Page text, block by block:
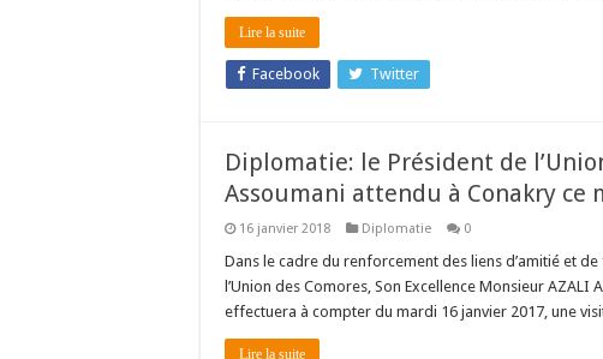
Lire la suite
Facebook Twitter
Diplomatie: le Président de
Assoumani attendu à Conakry ce
16 janvier 2018 Diplomatie 0
Dans le cadre du renforcement des liens d’amitié et
l’Union des Comores, Son Excellence Monsieur AZALI
effectuera à compter du mardi 16 janvier 2017, une
Lire la suite